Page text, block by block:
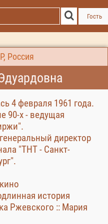
Гость
Россия
4 февраля 1961 года.
90-х - ведущая
директор
"ТНТ - Санкт-
история
Ржевского :: Мария